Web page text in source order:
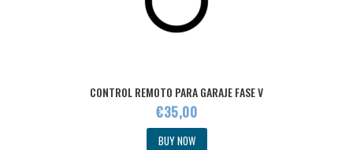
CONTROL REMOTO PARA GARAJE FASE V
€35,00
BUY NOW